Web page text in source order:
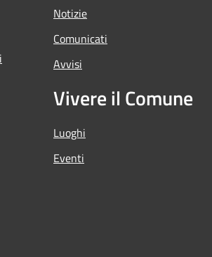
Notizie
Comunicati
Avvisi
Vivere il Comune
Luoghi
Eventi